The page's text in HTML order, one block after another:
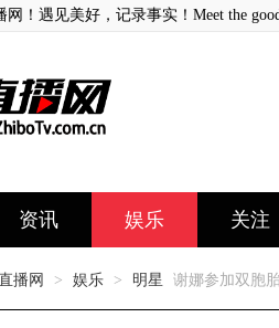
！遇见美好，记录事实！Meet the
资讯 娱乐 关注
播网 > 娱乐 > 明星 谢娜参加双胞